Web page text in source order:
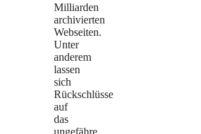
Milliarden
archivierten
Webseiten.
Unter
anderem
lassen
sich
Rückschlüsse
auf
das